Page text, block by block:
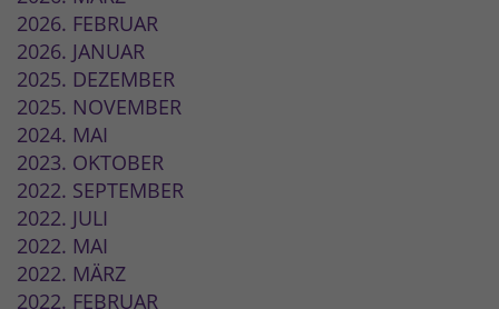
2026. FEBRUAR
2026. JANUAR
2025. DEZEMBER
2025. NOVEMBER
2024. MAI
2023. OKTOBER
2022. SEPTEMBER
2022. JULI
2022. MAI
2022. MÄRZ
2022. FEBRUAR